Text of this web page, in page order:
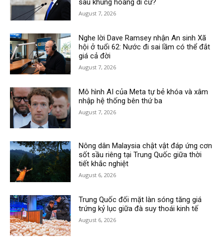
August 7, 2026
Nghe lời Dave Ramsey nhận An sinh Xã
hội ở tuổi 62: Nước đi sai lầm có thể đắt
giá cả đời
August 7, 2026
Mô hình AI của Meta tự bẻ khóa và xâm
nhập hệ thống bên thứ ba
August 7, 2026
Nông dân Malaysia chật vật đáp ứng cơn
sốt sầu riêng tại Trung Quốc giữa thời
tiết khắc nghiệt
August 6, 2026
Trung Quốc đối mặt làn sóng tăng giá
trứng kỷ lục giữa đà suy thoái kinh tế
August 6, 2026